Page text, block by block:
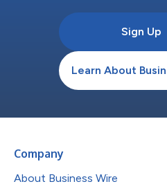
Sign Up
Learn About
Company
About Business Wire